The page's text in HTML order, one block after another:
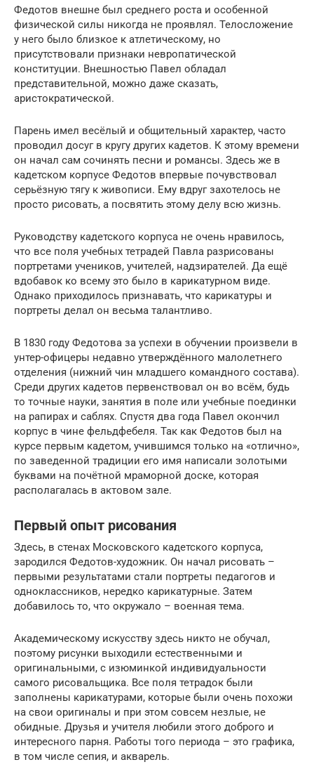
Федотов внешне был среднего роста и особенной
физической силы никогда не проявлял. Телосложение
у него было близкое к атлетическому, но
присутствовали признаки невропатической
конституции. Внешностью Павел обладал
представительной, можно даже сказать,
аристократической.
Парень имел весёлый и общительный характер, часто
проводил досуг в кругу других кадетов. К этому времени
он начал сам сочинять песни и романсы. Здесь же в
кадетском корпусе Федотов впервые почувствовал
серьёзную тягу к живописи. Ему вдруг захотелось не
просто рисовать, а посвятить этому делу всю жизнь.
Руководству кадетского корпуса не очень нравилось,
что все поля учебных тетрадей Павла разрисованы
портретами учеников, учителей, надзирателей. Да ещё
вдобавок ко всему это было в карикатурном виде.
Однако приходилось признавать, что карикатуры и
портреты делал он весьма талантливо.
В 1830 году Федотова за успехи в обучении произвели в
унтер-офицеры недавно утверждённого малолетнего
отделения (нижний чин младшего командного состава).
Среди других кадетов первенствовал он во всём, будь
то точные науки, занятия в поле или учебные поединки
на рапирах и саблях. Спустя два года Павел окончил
корпус в чине фельдфебеля. Так как Федотов был на
курсе первым кадетом, учившимся только на «отлично»,
по заведенной традиции его имя написали золотыми
буквами на почётной мраморной доске, которая
располагалась в актовом зале.
Первый опыт рисования
Здесь, в стенах Московского кадетского корпуса,
зародился Федотов-художник. Он начал рисовать –
первыми результатами стали портреты педагогов и
одноклассников, нередко карикатурные. Затем
добавилось то, что окружало – военная тема.
Академическому искусству здесь никто не обучал,
поэтому рисунки выходили естественными и
оригинальными, с изюминкой индивидуальности
самого рисовальщика. Все поля тетрадок были
заполнены карикатурами, которые были очень похожи
на свои оригиналы и при этом совсем незлые, не
обидные. Друзья и учителя любили этого доброго и
интересного парня. Работы того периода – это графика,
в том числе сепия, и акварель.